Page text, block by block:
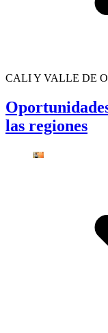
CALI Y VALLE DE
las regiones